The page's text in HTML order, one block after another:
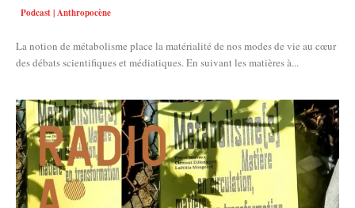
Podcast | Anthropocène
La notion de métabolisme place la matérialité de nos modes de vie au cœur
des débats scientifiques et médiatiques. En suivant les matières à...